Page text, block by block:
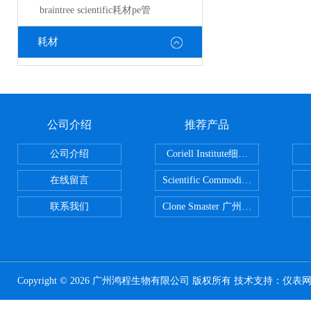
braintree scientific耗材pe管
耗材
公司介绍
公司介绍
在线留言
联系我们
推荐产品
Scientific CommoditiesPE管 广州
Clone Smaster 广州鸿程代理
Copyright © 2026 广州鸿程生物有限公司 版权所有 技术支持： 仪表网